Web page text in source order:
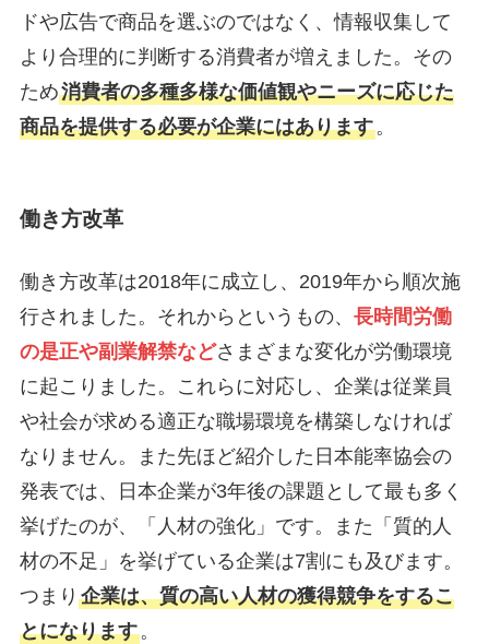
ドや広告で商品を選ぶのではなく、情報収集して
より合理的に判断する消費者が増えました。その
ため消費者の多種多様な価値観やニーズに応じた
商品を提供する必要が企業にはあります。
働き方改革
働き方改革は2018年に成立し、2019年から順次施
行されました。それからというもの、 長時間労働
の是正や副業解禁などさまざまな変化が労働環境
に起こりました。これらに対応し、企業は従業員
や社会が求める適正な職場環境を構築しなければ
なりません。また先ほど紹介した日本能率協会の
発表では、日本企業が3年後の課題として最も多く
挙げたのが、「人材の強化」です。また「質的人
材の不足」を挙げている企業は7割にも及びます。
つまり 企業は、質の高い人材の獲得競争をするこ
とになります。